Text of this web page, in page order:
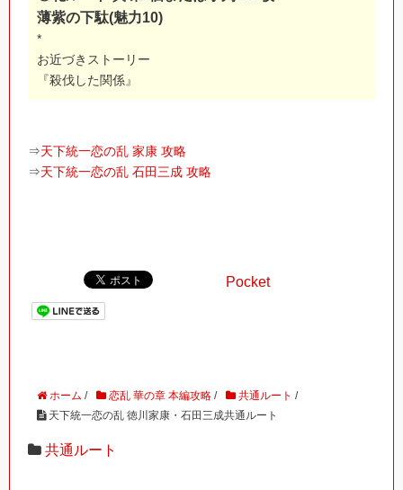
薄紫の下駄(魅力10)
*
お近づきストーリー
『殺伐した関係』
⇒天下統一恋の乱 家康 攻略
⇒天下統一恋の乱 石田三成 攻略
Pocket
ホーム / 恋乱 華の章 本編攻略 / 共通ルート /
天下統一恋の乱 徳川家康・石田三成共通ルート
共通ルート